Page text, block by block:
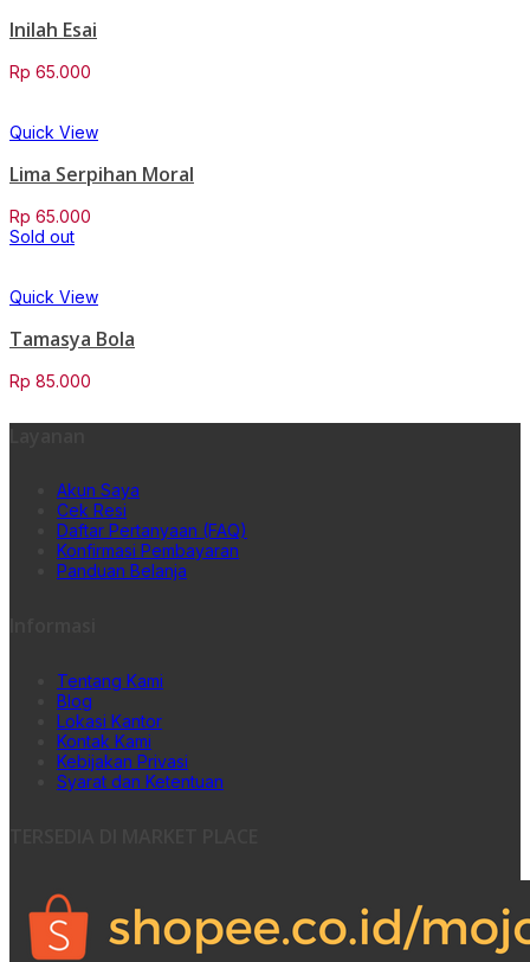
Inilah Esai
Rp 65.000
Quick View
Lima Serpihan Moral
Rp 65.000
Sold out
Quick View
Tamasya Bola
Rp 85.000
Akun Saya
Cek Resi
Daftar Pertanyaan (FAQ)
Konfirmasi Pembayaran
Panduan Belanja
Tentang Kami
Blog
Lokasi Kantor
Kontak Kami
Kebijakan Privasi
Syarat dan Ketentuan